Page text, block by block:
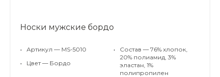
Носки мужские бордо
•
Артикул — MS-5010
•
Цвет — Бордо
•
Состав — 76% хлопок,
20% полиамид, 3%
эластан, 1%
полипропилен